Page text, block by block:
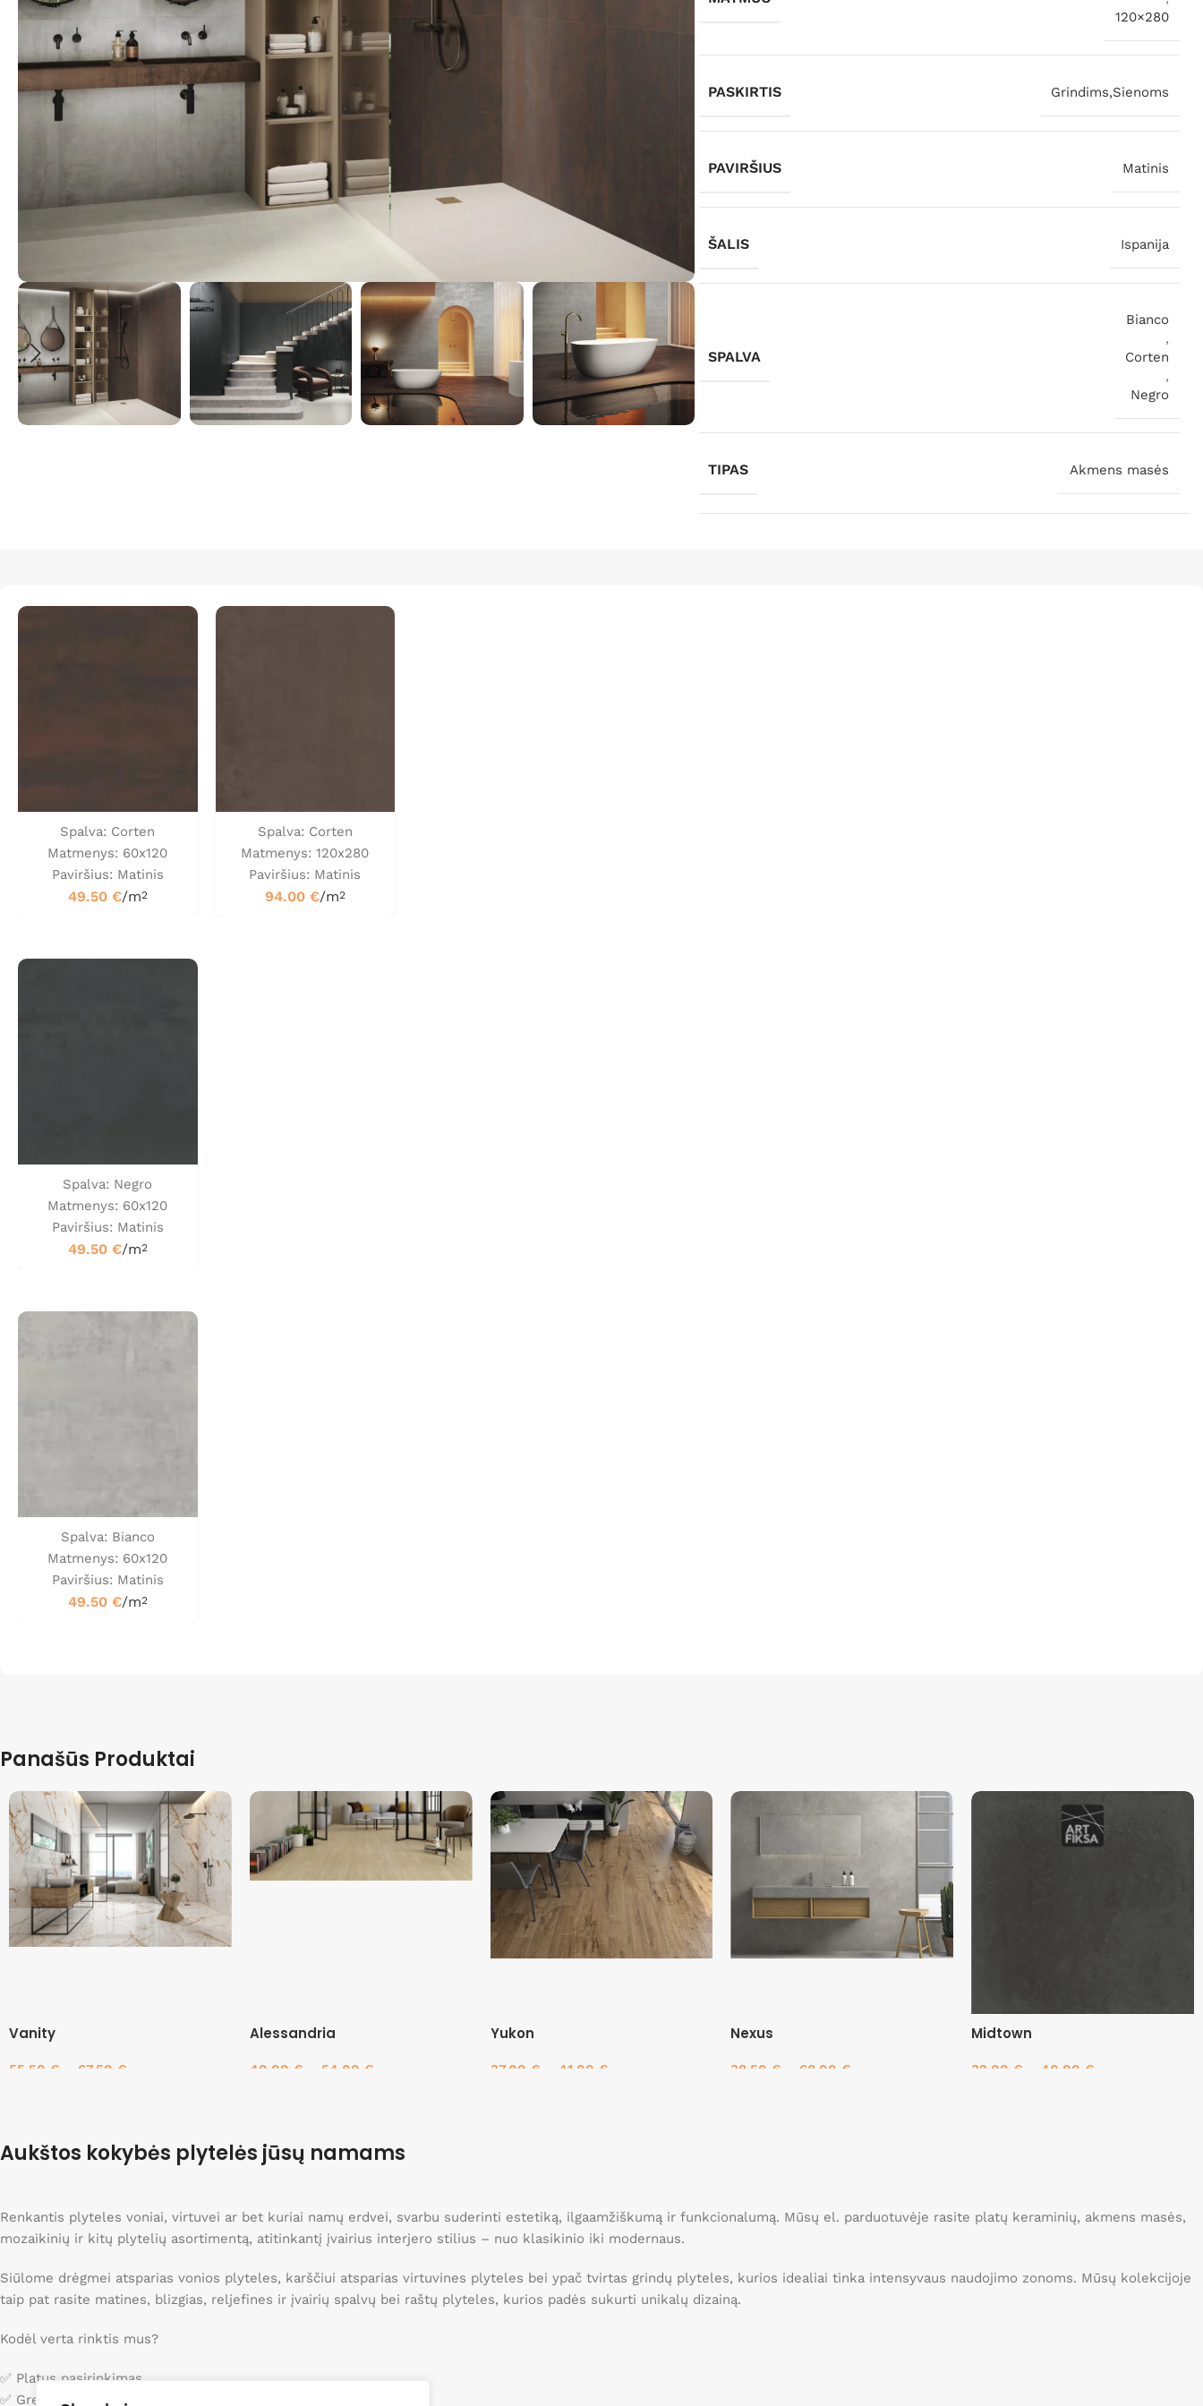
120×280
PASKIRTIS Grindims,Sienoms
PAVIRŠIUS Matinis
ŠALIS Ispanija
SPALVA
Bianco
,
Corten
,
Negro
TIPAS Akmens masės
Spalva: Corten
Matmenys: 60x120
Paviršius: Matinis
49.50 €/m2
Spalva: Corten
Matmenys: 120x280
Paviršius: Matinis
94.00 €/m2
Spalva: Negro
Matmenys: 60x120
Paviršius: Matinis
49.50 €/m2
Spalva: Bianco
Matmenys: 60x120
Paviršius: Matinis
49.50 €/m2
Panašūs Produktai
Vanity
55.50 € 67.50 €
Alessandria
40.00 € 54.00 €
Yukon
37.00 € 41.00 €
Nexus
38.50€ 68.00€
Midtown
32.00€ 40.00€
Aukštos kokybės plytelės jūsų namams
Renkantis plyteles voniai, virtuvei ar bet kuriai namų erdvei, svarbu suderinti estetiką, ilgaamžiškumą ir funkcionalumą. Mūsų el. parduotuvėje rasite platų keraminių, akmens masės,
mozaikinių ir kitų plytelių asortimentą, atitinkantį įvairius interjero stilius – nuo klasikinio iki modernaus.
Siūlome drėgmei atsparias vonios plyteles, karščiui atsparias virtuvines plyteles bei ypač tvirtas grindų plyteles, kurios idealiai tinka intensyvaus naudojimo zonoms. Mūsų kolekcijoje
taip pat rasite matines, blizgias, reljefines ir įvairių spalvų bei raštų plyteles, kurios padės sukurti unikalų dizainą.
Kodėl verta rinktis mus?
✅ Platus pasirinkimas
✅ Greitas pristatymas